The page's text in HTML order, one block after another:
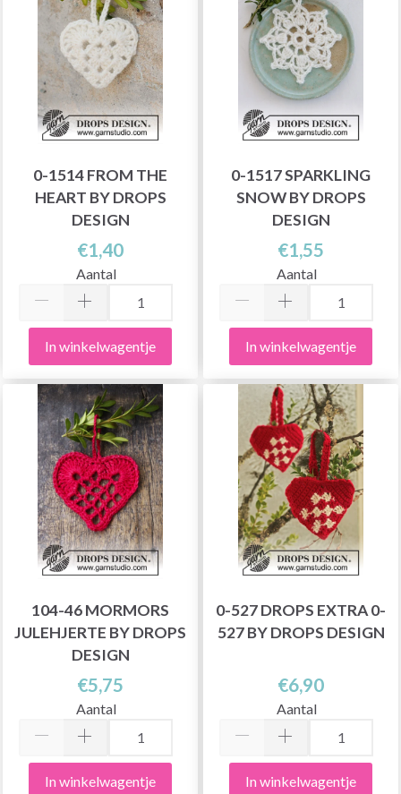
0-1514 FROM THE
HEART BY DROPS
DESIGN
€1,40
Aantal
In winkelwagentje
0-1517 SPARKLING
SNOW BY DROPS
DESIGN
€1,55
Aantal
In winkelwagentje
104-46 MORMORS
JULEHJERTE BY DROPS
DESIGN
€5,75
Aantal
In winkelwagentje
0-527 DROPS EXTRA 0-
527 BY DROPS DESIGN
€6,90
Aantal
In winkelwagentje